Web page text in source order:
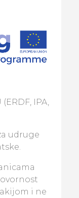
IPA,
udruge
i ne